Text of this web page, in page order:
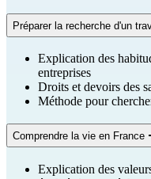
Préparer la recherche d'un
Explication des
entreprises
Droits et devoirs des
Méthode pour
Comprendre la vie en France
Explication des